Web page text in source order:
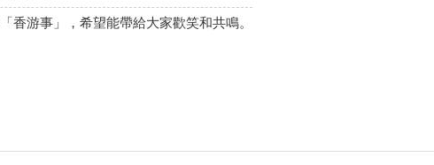
香游事」，希望能帶給大家歡笑和共鳴。